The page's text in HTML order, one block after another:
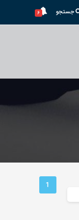
جستجو ۶
1